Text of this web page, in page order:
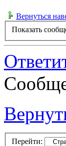
Вернуться
Показать
Перейти: